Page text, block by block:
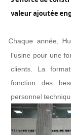
valeur ajoutée
Chaque année,
l'usine pour une
clients. La
fonction des
personnel